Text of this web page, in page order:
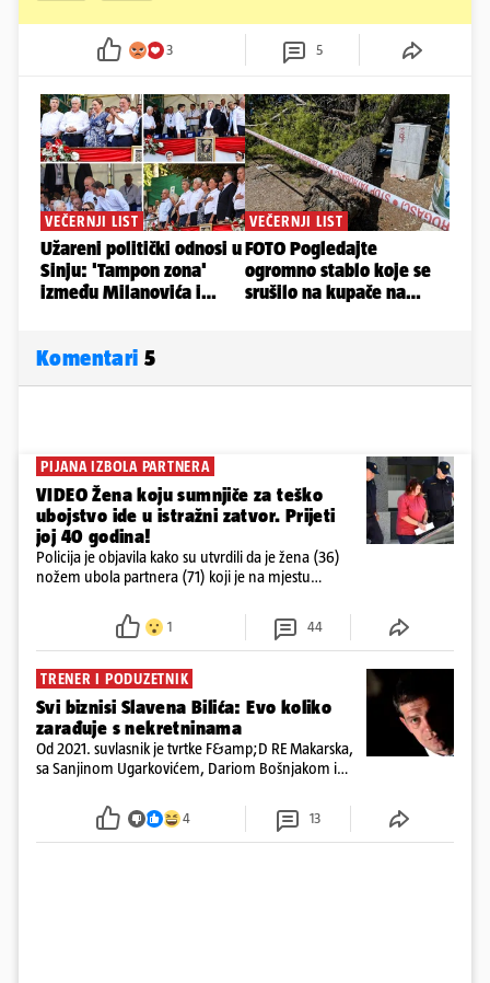
3 5
Komentari 5
PIJANA IZBOLA PARTNERA
VIDEO Žena koju sumnjiče za teško
ubojstvo ide u istražni zatvor. Prijeti
joj 40 godina!
Policija je objavila kako su utvrdili da je žena (36)
nožem ubola partnera (71) koji je na mjestu
ispitali i poslali u istražni zatvor
1 44
TRENER I PODUZETNIK
Svi biznisi Slavena Bilića: Evo koliko
zarađuje s nekretninama
Od 2021. suvlasnik je tvrtke F&amp;D RE Makarska,
sa Sanjinom Ugarkovićem, Dariom Bošnjakom i
poslovanje nekretninama, a od osnutka nema
zaposlenih
4 13